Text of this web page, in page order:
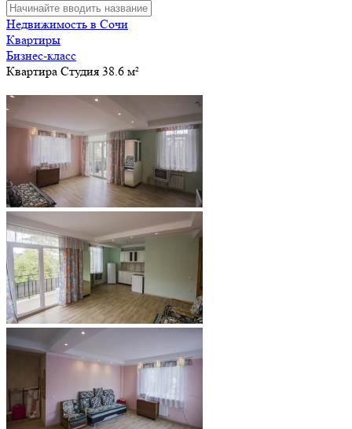
Недвижимость в Сочи
Квартиры
Бизнес-класс
Квартира Студия 38.6 м²